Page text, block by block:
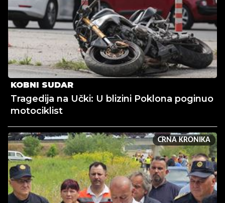
KOBNI SUDAR
Tragedija na Učki: U blizini Poklona poginuo
motociklist
CRNA KRONIKA